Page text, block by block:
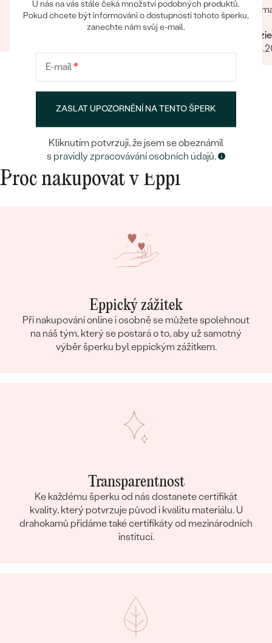
Radek
byla
málo.
Terezie
Proč nakupovat v Eppi
Eppický zážitek
Při nakupování online i osobně se můžete spolehnout
na náš tým, který se postará o to, aby už samotný
výběr šperku byl eppickým zážitkem.
Transparentnost
Ke každému šperku od nás dostanete certifikát
kvality, který potvrzuje původ i kvalitu materiálu. U
drahokamů přidáme také certifikáty od mezinárodních
institucí.
U nás na vás stále čeká množství podobných produktů.
Pokud chcete být informováni o dostupnosti tohoto šperku,
zanechte nám svůj e-mail.
E-mail*
ZASLAT UPOZORNĚNÍ NA TENTO ŠPERK
Kliknutím potvrzuji, že jsem se obeznámil
s pravidly zpracovávání osobních údajů.